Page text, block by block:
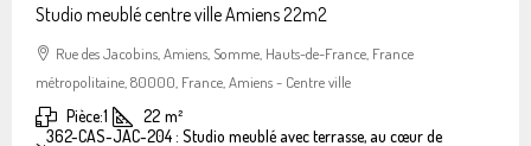
Studio meublé centre ville Amiens 22m2
Rue des Jacobins, Amiens, Somme, Hauts-de-France, France
métropolitaine, 80000, France, Amiens - Centre ville
Pièce:1 22 m²
362-CAS-JAC-204 : Studio meublé avec terrasse, au cœur de